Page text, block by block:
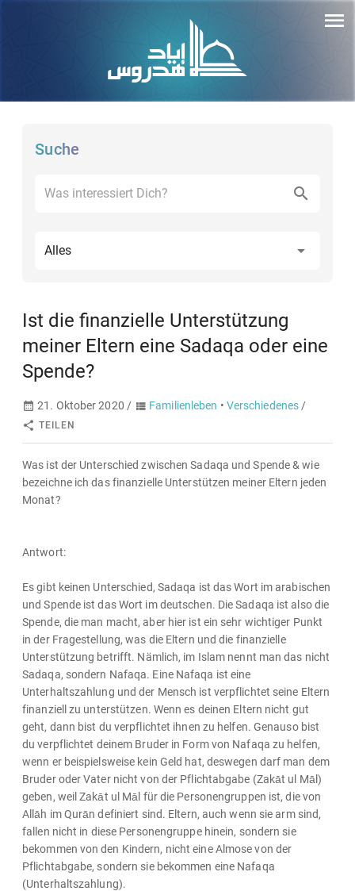
Suche
Alles
Ist die finanzielle Unterstützung
meiner Eltern eine Sadaqa oder eine
Spende?
21. Oktober 2020 / Familienleben • Verschiedenes /
TEILEN
Was ist der Unterschied zwischen Sadaqa und Spende & wie
bezeichne ich das finanzielle Unterstützen meiner Eltern jeden
Monat?
Antwort:
Es gibt keinen Unterschied, Sadaqa ist das Wort im arabischen
und Spende ist das Wort im deutschen. Die Sadaqa ist also die
Spende, die man macht, aber hier ist ein sehr wichtiger Punkt
in der Fragestellung, was die Eltern und die finanzielle
Unterstützung betrifft. Nämlich, im Islam nennt man das nicht
Sadaqa, sondern Nafaqa. Eine Nafaqa ist eine
Unterhaltszahlung und der Mensch ist verpflichtet seine Eltern
finanziell zu unterstützen. Wenn es deinen Eltern nicht gut
geht, dann bist du verpflichtet ihnen zu helfen. Genauso bist
du verpflichtet deinem Bruder in Form von Nafaqa zu helfen,
wenn er beispielsweise kein Geld hat, deswegen darf man dem
Bruder oder Vater nicht von der Pflichtabgabe (Zakāt ul Māl)
geben, weil Zakāt ul Māl für die Personengruppen ist, die von
Allāh im Qurān definiert sind. Eltern, auch wenn sie arm sind,
fallen nicht in diese Personengruppe hinein, sondern sie
bekommen von den Kindern, nicht eine Almose von der
Pflichtabgabe, sondern sie bekommen eine Nafaqa
(Unterhaltszahlung).